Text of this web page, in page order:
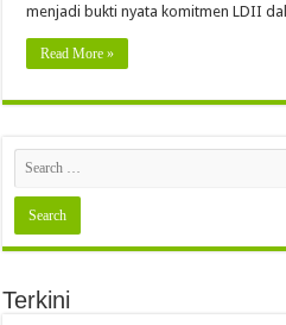
menjadi bukti nyata komitmen LDII
Read More »
Terkini